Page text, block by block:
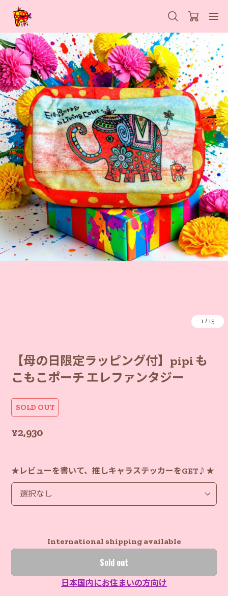
1 / 15
【母の日限定ラッピング付】pipi も
こもこポーチ エレファンタジー
¥2,930
SOLD OUT
★レビューを書いて、推しキャラステッカーをGET♪★
International shipping available
Sold out
日本国内にお住まいの方向け